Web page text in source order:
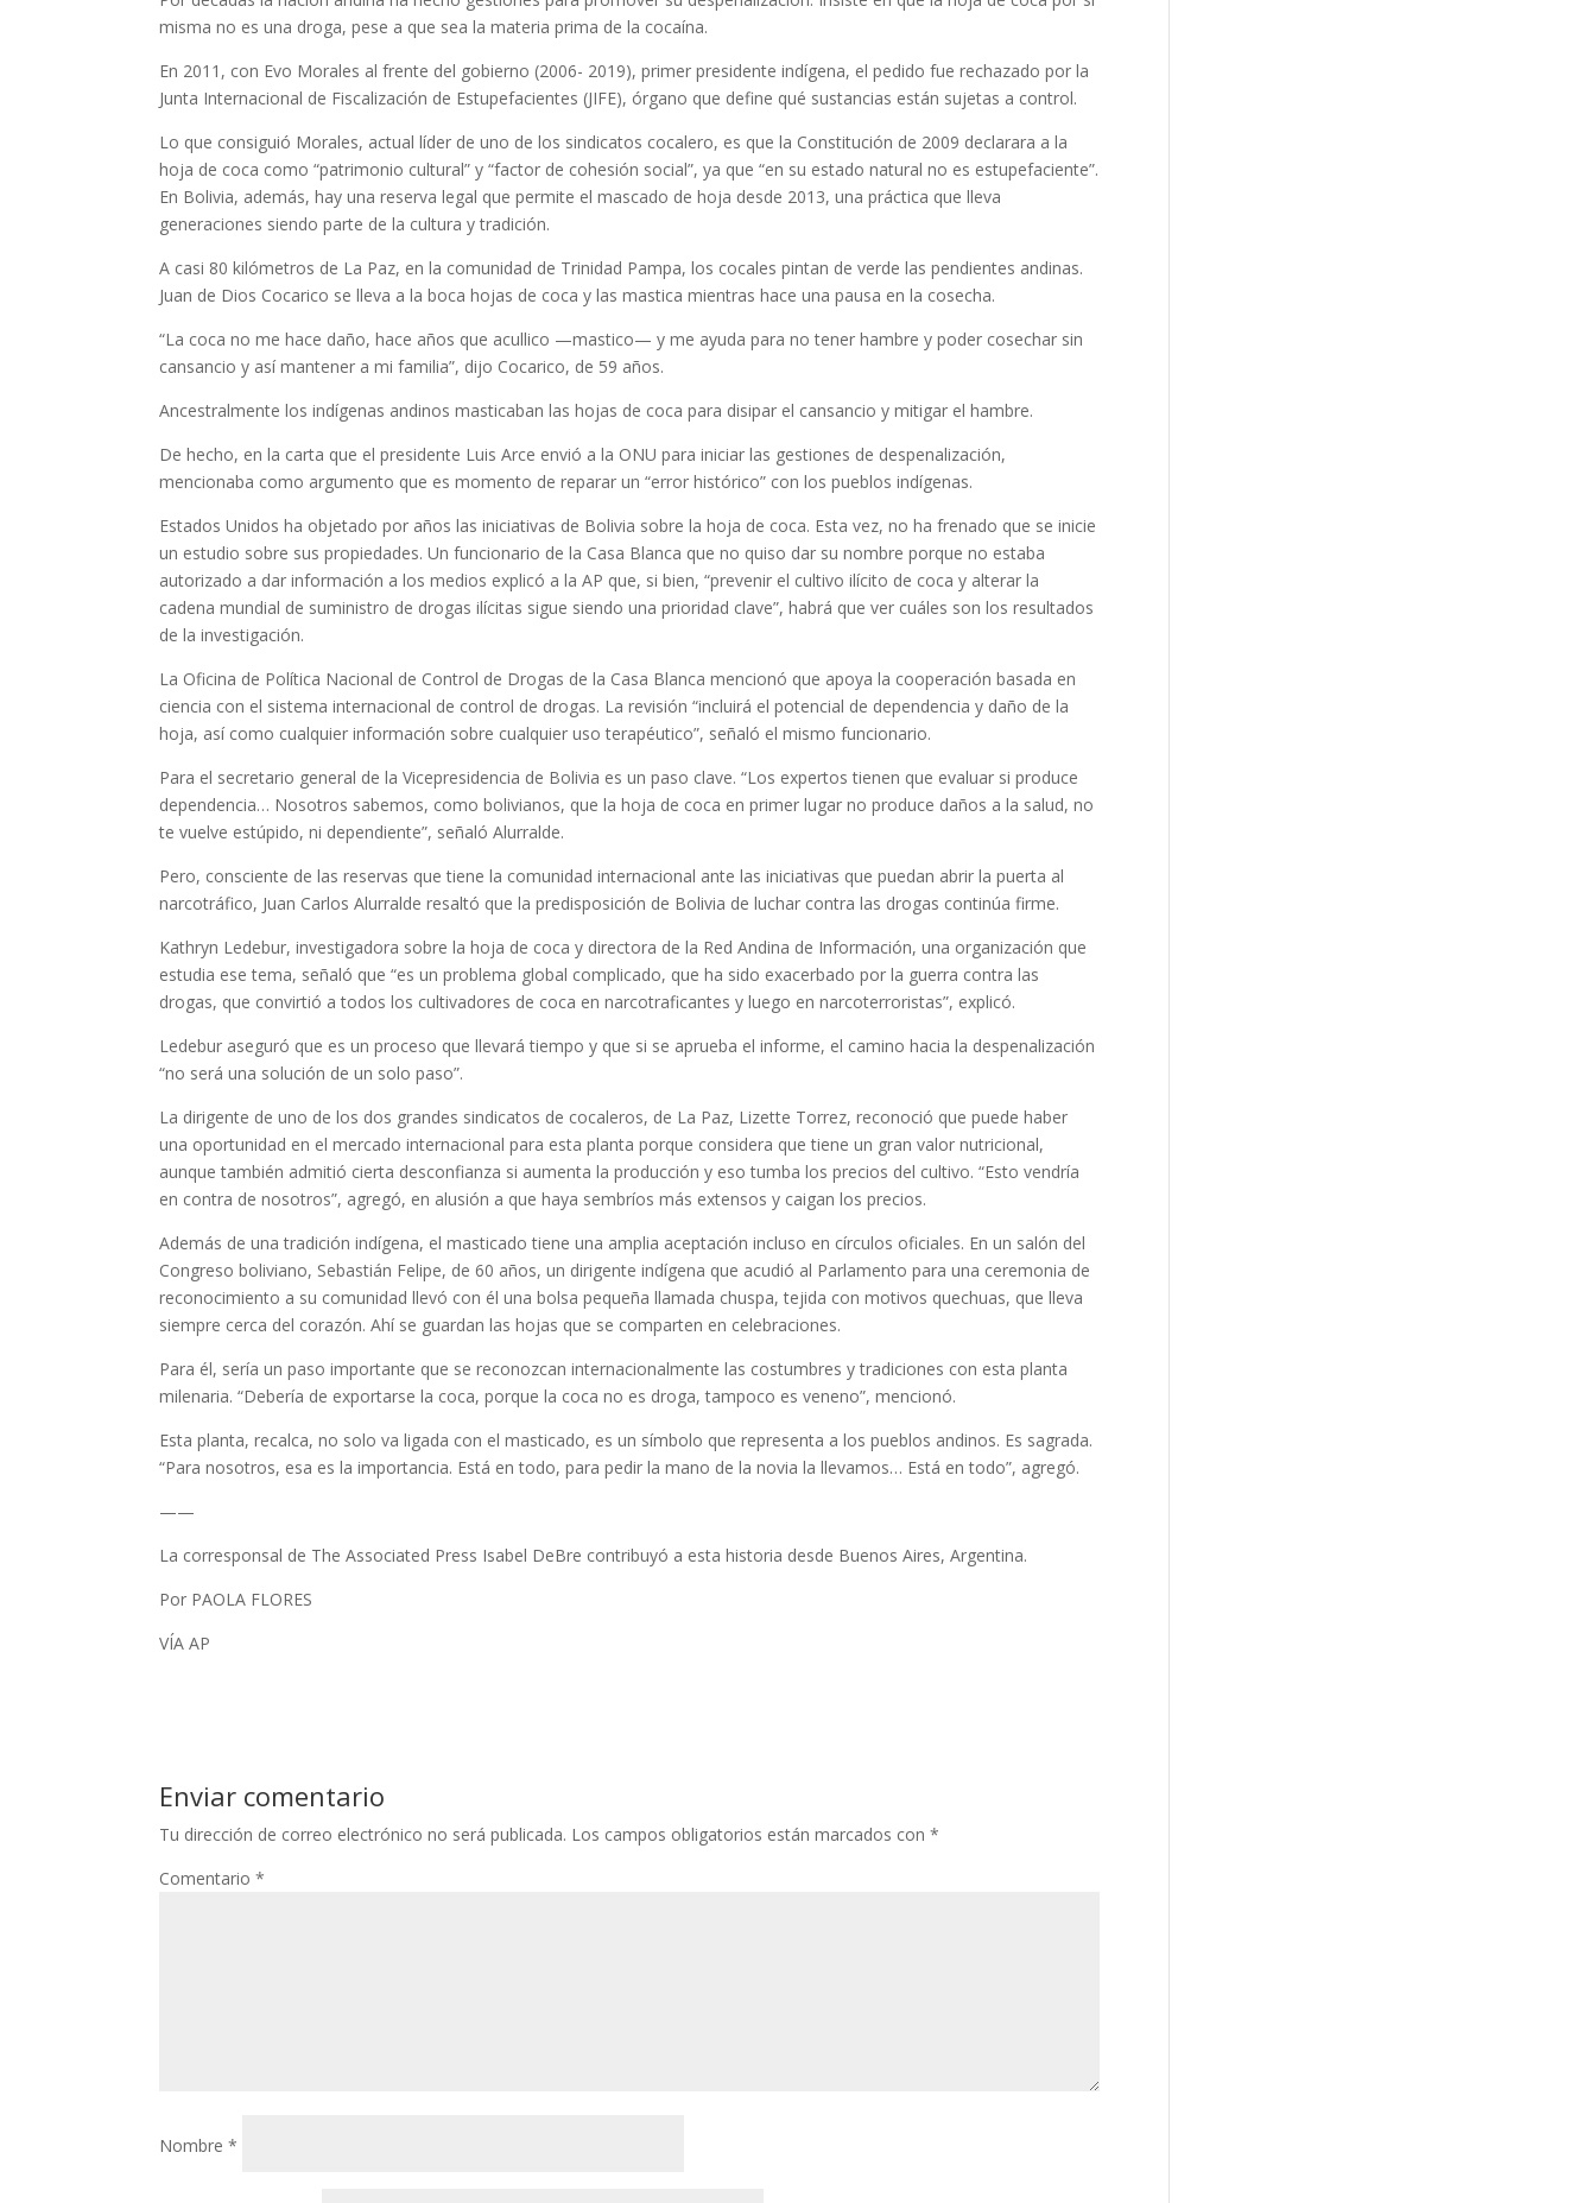
misma no es una droga, pese a que sea la materia prima de la cocaína.
En 2011, con Evo Morales al frente del gobierno (2006- 2019), primer presidente indígena, el pedido fue rechazado por la
Junta Internacional de Fiscalización de Estupefacientes (JIFE), órgano que define qué sustancias están sujetas a control.
Lo que consiguió Morales, actual líder de uno de los sindicatos cocalero, es que la Constitución de 2009 declarara a la
hoja de coca como “patrimonio cultural” y “factor de cohesión social”, ya que “en su estado natural no es estupefaciente”.
En Bolivia, además, hay una reserva legal que permite el mascado de hoja desde 2013, una práctica que lleva
generaciones siendo parte de la cultura y tradición.
A casi 80 kilómetros de La Paz, en la comunidad de Trinidad Pampa, los cocales pintan de verde las pendientes andinas.
Juan de Dios Cocarico se lleva a la boca hojas de coca y las mastica mientras hace una pausa en la cosecha.
“La coca no me hace daño, hace años que acullico —mastico— y me ayuda para no tener hambre y poder cosechar sin
cansancio y así mantener a mi familia”, dijo Cocarico, de 59 años.
Ancestralmente los indígenas andinos masticaban las hojas de coca para disipar el cansancio y mitigar el hambre.
De hecho, en la carta que el presidente Luis Arce envió a la ONU para iniciar las gestiones de despenalización,
mencionaba como argumento que es momento de reparar un “error histórico” con los pueblos indígenas.
Estados Unidos ha objetado por años las iniciativas de Bolivia sobre la hoja de coca. Esta vez, no ha frenado que se inicie
un estudio sobre sus propiedades. Un funcionario de la Casa Blanca que no quiso dar su nombre porque no estaba
autorizado a dar información a los medios explicó a la AP que, si bien, “prevenir el cultivo ilícito de coca y alterar la
cadena mundial de suministro de drogas ilícitas sigue siendo una prioridad clave”, habrá que ver cuáles son los resultados
de la investigación.
La Oficina de Política Nacional de Control de Drogas de la Casa Blanca mencionó que apoya la cooperación basada en
ciencia con el sistema internacional de control de drogas. La revisión “incluirá el potencial de dependencia y daño de la
hoja, así como cualquier información sobre cualquier uso terapéutico”, señaló el mismo funcionario.
Para el secretario general de la Vicepresidencia de Bolivia es un paso clave. “Los expertos tienen que evaluar si produce
dependencia… Nosotros sabemos, como bolivianos, que la hoja de coca en primer lugar no produce daños a la salud, no
te vuelve estúpido, ni dependiente”, señaló Alurralde.
Pero, consciente de las reservas que tiene la comunidad internacional ante las iniciativas que puedan abrir la puerta al
narcotráfico, Juan Carlos Alurralde resaltó que la predisposición de Bolivia de luchar contra las drogas continúa firme.
Kathryn Ledebur, investigadora sobre la hoja de coca y directora de la Red Andina de Información, una organización que
estudia ese tema, señaló que “es un problema global complicado, que ha sido exacerbado por la guerra contra las
drogas, que convirtió a todos los cultivadores de coca en narcotraficantes y luego en narcoterroristas”, explicó.
Ledebur aseguró que es un proceso que llevará tiempo y que si se aprueba el informe, el camino hacia la despenalización
“no será una solución de un solo paso”.
La dirigente de uno de los dos grandes sindicatos de cocaleros, de La Paz, Lizette Torrez, reconoció que puede haber
una oportunidad en el mercado internacional para esta planta porque considera que tiene un gran valor nutricional,
aunque también admitió cierta desconfianza si aumenta la producción y eso tumba los precios del cultivo. “Esto vendría
en contra de nosotros”, agregó, en alusión a que haya sembríos más extensos y caigan los precios.
Además de una tradición indígena, el masticado tiene una amplia aceptación incluso en círculos oficiales. En un salón del
Congreso boliviano, Sebastián Felipe, de 60 años, un dirigente indígena que acudió al Parlamento para una ceremonia de
reconocimiento a su comunidad llevó con él una bolsa pequeña llamada chuspa, tejida con motivos quechuas, que lleva
siempre cerca del corazón. Ahí se guardan las hojas que se comparten en celebraciones.
Para él, sería un paso importante que se reconozcan internacionalmente las costumbres y tradiciones con esta planta
milenaria. “Debería de exportarse la coca, porque la coca no es droga, tampoco es veneno”, mencionó.
Esta planta, recalca, no solo va ligada con el masticado, es un símbolo que representa a los pueblos andinos. Es sagrada.
“Para nosotros, esa es la importancia. Está en todo, para pedir la mano de la novia la llevamos… Está en todo”, agregó.
——
La corresponsal de The Associated Press Isabel DeBre contribuyó a esta historia desde Buenos Aires, Argentina.
Por PAOLA FLORES
VÍA AP
Enviar comentario
Tu dirección de correo electrónico no será publicada. Los campos obligatorios están marcados con*
Comentario*
Nombre*